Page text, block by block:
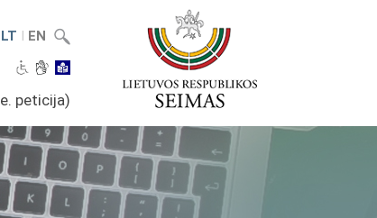
LT I EN
peticija)